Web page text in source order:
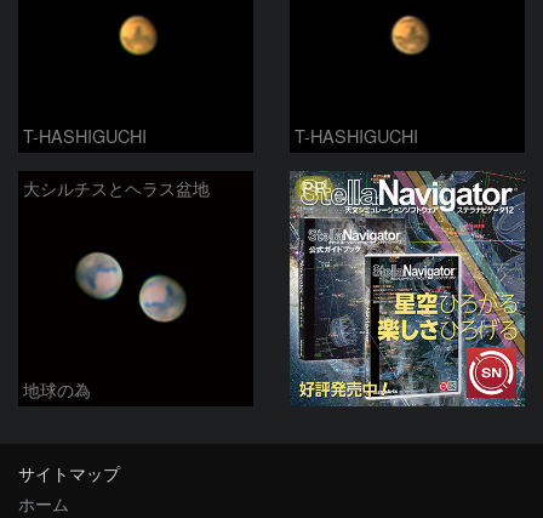
T-HASHIGUCHI T-HASHIGUCHI
大シルチスとヘラス盆地
地球の為
PR
サイトマップ
ホーム